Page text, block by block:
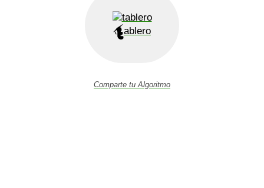
ablero
Comparte tu Algoritmo